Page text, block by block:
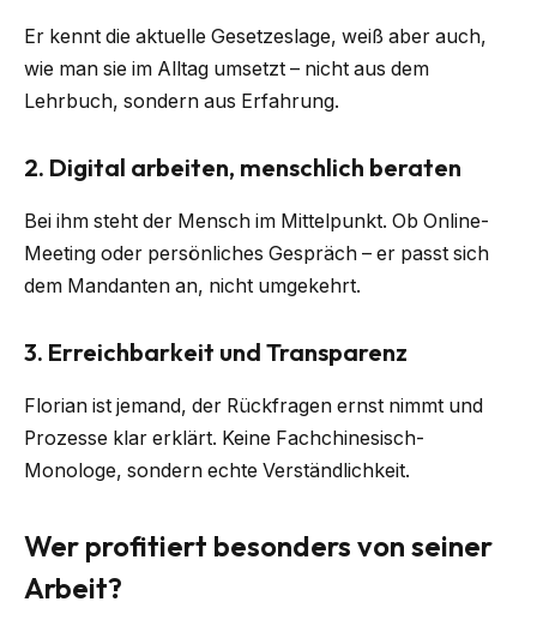
Er kennt die aktuelle Gesetzeslage, weiß aber auch,
wie man sie im Alltag umsetzt – nicht aus dem
Lehrbuch, sondern aus Erfahrung.
2. Digital arbeiten, menschlich beraten
Bei ihm steht der Mensch im Mittelpunkt. Ob Online-
Meeting oder persönliches Gespräch – er passt sich
dem Mandanten an, nicht umgekehrt.
3. Erreichbarkeit und Transparenz
Florian ist jemand, der Rückfragen ernst nimmt und
Prozesse klar erklärt. Keine Fachchinesisch-
Monologe, sondern echte Verständlichkeit.
Wer profitiert besonders von seiner
Arbeit?